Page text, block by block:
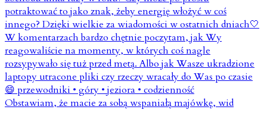
Obstawiam, że macie za sobą wspaniałą majówkę, wid